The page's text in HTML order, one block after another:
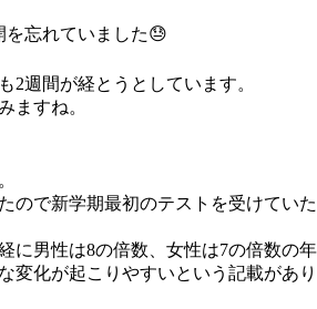
を忘れていました😓
2週間が経とうとしています。
ますね。
ので新学期最初のテストを受けていた
に男性は8の倍数、女性は7の倍数の年
変化が起こりやすいという記載があり